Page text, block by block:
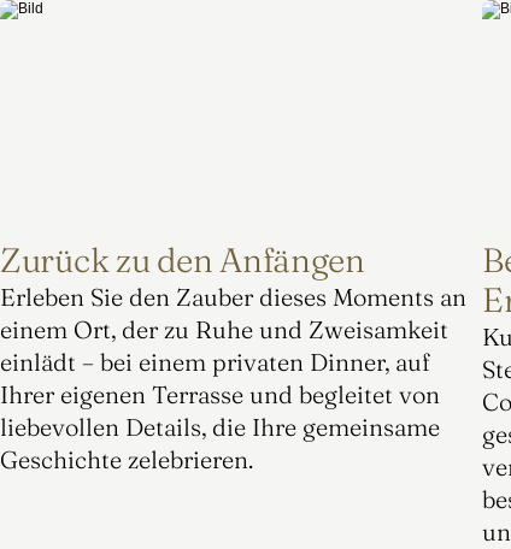
Zurück zu den Anfängen
Erleben Sie den Zauber dieses Moments an
einem Ort, der zu Ruhe und Zweisamkeit
einlädt – bei einem privaten Dinner, auf
Ihrer eigenen Terrasse und begleitet von
liebevollen Details, die Ihre gemeinsame
Geschichte zelebrieren.